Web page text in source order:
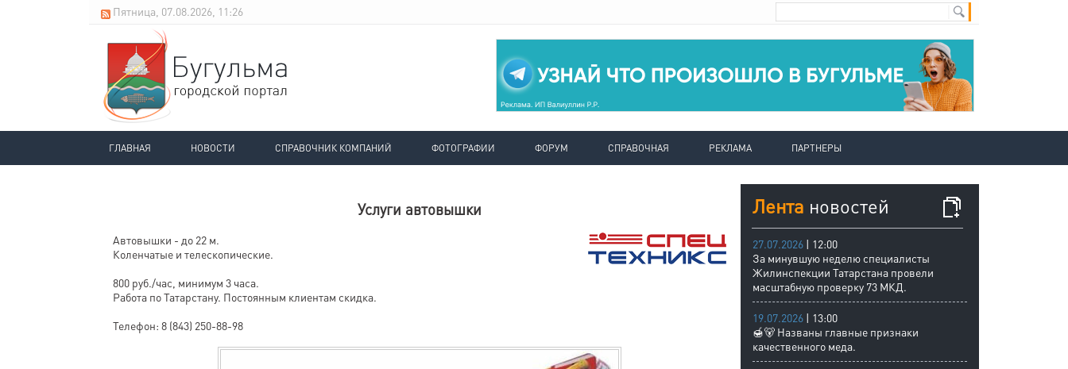
Пятница, 07.08.2026, 11:26
ГЛАВНАЯ НОВОСТИ СПРАВОЧНИК КОМПАНИЙ ФОТОГРАФИИ ФОРУМ СПРАВОЧНАЯ РЕКЛАМА ПАРТНЕРЫ
Услуги автовышки
Автовышки - до 22 м.
Коленчатые и телескопические.
800 руб./час, минимум 3 часа.
Работа по Татарстану. Постоянным клиентам скидка.
Телефон: 8 (843) 250-88-98
Лента новостей
27.07.2026 | 12:00
За минувшую неделю специалисты
Жилинспекции Татарстана провели
масштабную проверку 73 МКД.
19.07.2026 | 13:00
🍯🐻 Названы главные признаки
качественного меда.